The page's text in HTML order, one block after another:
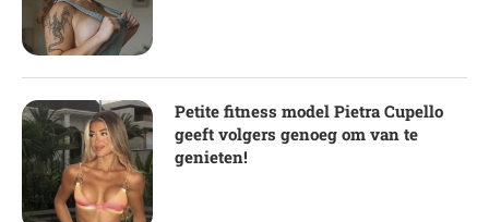
Petite fitness model Pietra Cupello
geeft volgers genoeg om van te
genieten!